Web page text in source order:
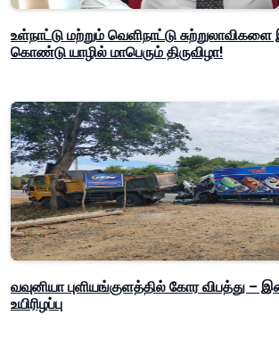
உள்நாட்டு மற்றும் வெளிநாட்டு
கொண்டு யாழில் மாபெரும் திருவிழா!
வவுனியா புளியங்குளத்தில் கோர விபத்து –
உயிரிழப்பு